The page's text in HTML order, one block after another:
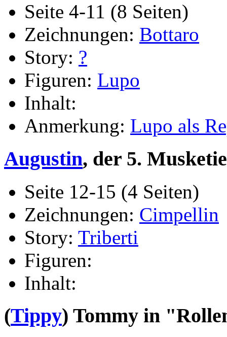
Seite 4-11 (8 Seiten)
Zeichnungen: Bottaro
Story: ?
Figuren: Lupo
Inhalt:
Anmerkung: Lupo als
Augustin, der 5.
Seite 12-15 (4 Seiten)
Zeichnungen: Cimpellin
Story: Triberti
Figuren:
Inhalt:
(Tippy) Tommy in